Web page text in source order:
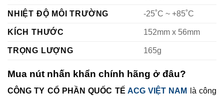
NHIỆT ĐỘ MÔI TRƯỜNG -25˚C ~ +85˚C
KÍCH THƯỚC 152mm x 56mm
TRỌNG LƯỢNG 165g
Mua nút nhấn khẩn chính hãng ở đâu?
CÔNG TY CỔ PHẦN QUỐC TẾ ACG VIỆT NAM
là công